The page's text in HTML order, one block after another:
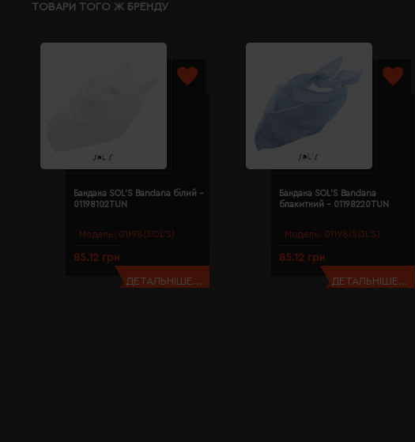
ТОВАРИ ТОГО Ж БРЕНДУ
Модель: 01198(SOL’S)
Бандана SOL'S Bandana білий -
01198102TUN
85.12 грн
ДЕТАЛЬНІШЕ...
Модель: 01198(SOL’S)
Бандана SOL'S Bandana
блакитний - 01198220TUN
85.12 грн
ДЕТАЛЬНІШЕ...